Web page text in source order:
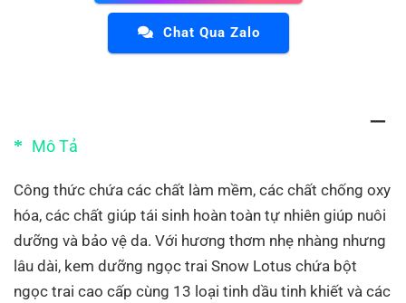
Chat Qua Zalo
Mô Tả
Công thức chứa các chất làm mềm, các chất chống oxy
hóa, các chất giúp tái sinh hoàn toàn tự nhiên giúp nuôi
dưỡng và bảo vệ da. Với hương thơm nhẹ nhàng nhưng
lâu dài, kem dưỡng ngọc trai Snow Lotus chứa bột
ngọc trai cao cấp cùng 13 loại tinh dầu tinh khiết và các